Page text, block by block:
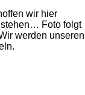
wir hier
Foto folgt
werden unseren